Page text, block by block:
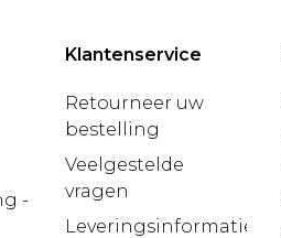
-
Klantenservice
Retourneer uw
bestelling
Veelgestelde
vragen
Leveringsinformatie